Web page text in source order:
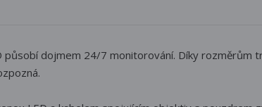
působí dojmem 24/7 monitorování. Díky rozměrům